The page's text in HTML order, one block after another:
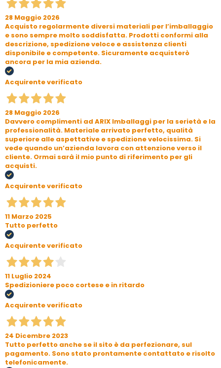
28 Maggio 2026
Acquisto regolarmente diversi materiali per l’imballaggio
e sono sempre molto soddisfatta. Prodotti conformi alla
descrizione, spedizione veloce e assistenza clienti
disponibile e competente. Sicuramente acquisterò
ancora per la mia azienda.
Acquirente verificato
28 Maggio 2026
Davvero complimenti ad ARIX Imballaggi per la serietà e la
professionalità. Materiale arrivato perfetto, qualità
superiore alle aspettative e spedizione velocissima. Si
vede quando un’azienda lavora con attenzione verso il
cliente. Ormai sarà il mio punto di riferimento per gli
acquisti.
Acquirente verificato
11 Marzo 2025
Tutto perfetto
Acquirente verificato
11 Luglio 2024
Spedizioniere poco cortese e in ritardo
Acquirente verificato
24 Dicembre 2023
Tutto perfetto anche se il sito è da perfezionare, sul
pagamento. Sono stato prontamente contattato e risolto
telefonicamente.